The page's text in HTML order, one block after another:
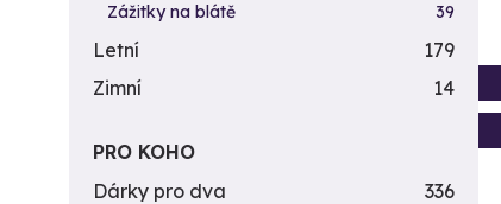
Zážitky na blátě 39
Letní
179
Zimní
14
PRO KOHO
Dárky pro dva
336